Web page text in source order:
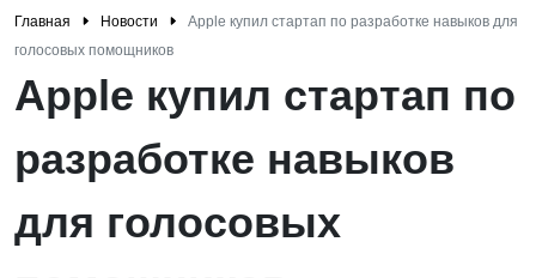
Главная Новости
Apple купил стартап по разработке навыков для
голосовых помощников
Apple купил стартап по
разработке навыков
для голосовых